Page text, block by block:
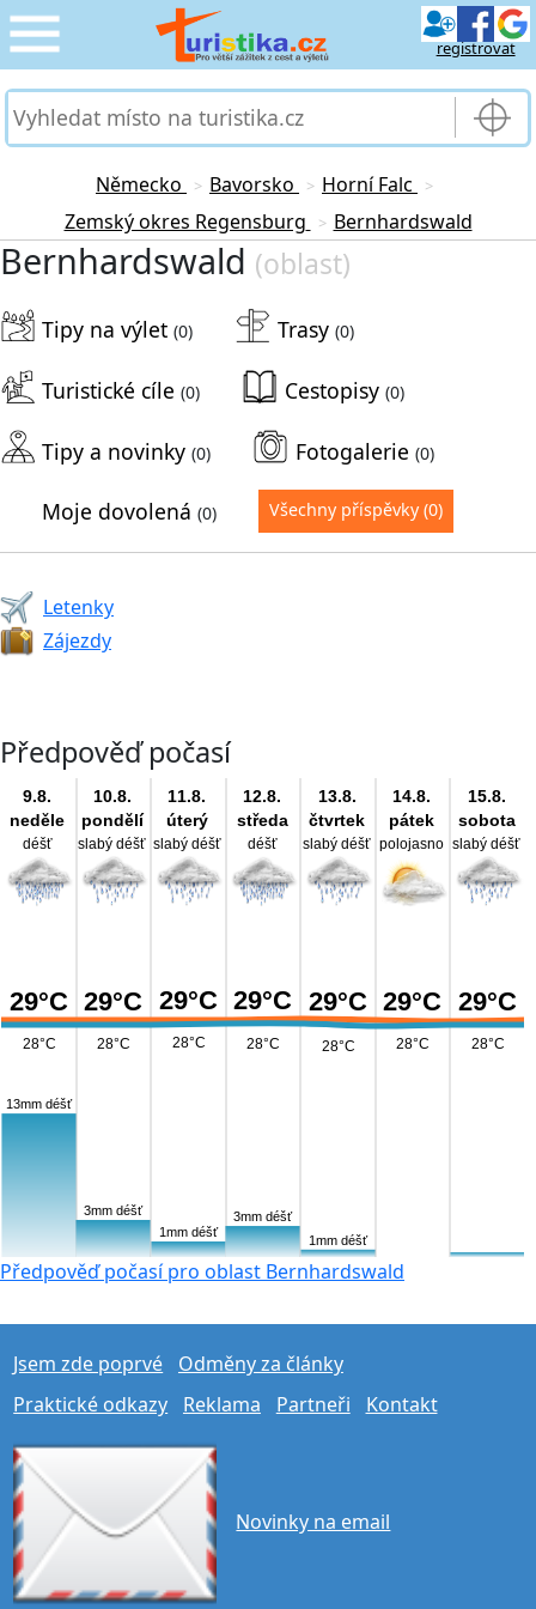
registrovat
CESTOVÁNÍ
PRO TURISTY ›
Německo > Bavorsko > Horní Falc >
Zemský okres Regensburg > Bernhardswald
Bernhardswald (oblast)
Tipy na výlet (0) Trasy (0)
Turistické cíle (0) Cestopisy (0)
Tipy a novinky (0) Fotogalerie (0)
Moje dovolená (0) Všechny příspěvky (0)
Letenky
Zájezdy
Předpověď počasí
29°C
28°C
13mm déšť
9.8.
neděle
déšť
29°C
28°C
3mm déšť
10.8.
pondělí
slabý déšť
29°C
28°C
1mm déšť
11.8.
úterý
slabý déšť
29°C
28°C
3mm déšť
12.8.
středa
déšť
29°C
28°C
1mm déšť
13.8.
čtvrtek
slabý déšť
29°C
28°C
14.8.
pátek
polojasno
29°C
28°C
15.8.
sobota
slabý déšť
Předpověď počasí pro oblast Bernhardswald
Jsem zde poprvé
Odměny za články
Praktické odkazy
Reklama Partneři Kontakt
Novinky na email